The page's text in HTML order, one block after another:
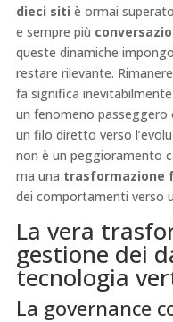
dieci siti è ormai
e sempre più
queste dinamiche
restare rilevante.
fa significa inevitabilmente
un fenomeno
un filo diretto verso
non è un peggioramento
ma una trasformazione
dei comportamenti verso
La vera
gestione dei
tecnologia
La governance